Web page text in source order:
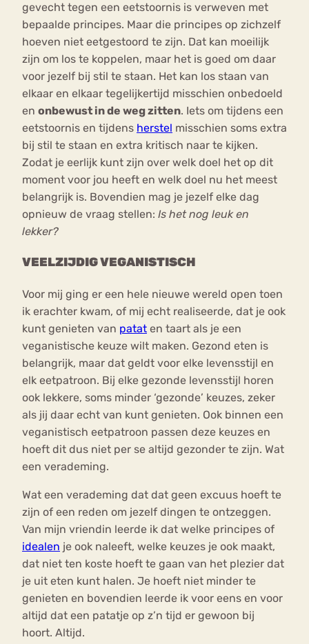
gevecht tegen een eetstoornis is verweven met
bepaalde principes. Maar die principes op zichzelf
hoeven niet eetgestoord te zijn. Dat kan moeilijk
zijn om los te koppelen, maar het is goed om daar
voor jezelf bij stil te staan. Het kan los staan van
elkaar en elkaar tegelijkertijd misschien onbedoeld
en onbewust in de weg zitten. Iets om tijdens een
eetstoornis en tijdens herstel misschien soms extra
bij stil te staan en extra kritisch naar te kijken.
Zodat je eerlijk kunt zijn over welk doel het op dit
moment voor jou heeft en welk doel nu het meest
belangrijk is. Bovendien mag je jezelf elke dag
opnieuw de vraag stellen: Is het nog leuk en
lekker?
VEELZIJDIG VEGANISTISCH
Voor mij ging er een hele nieuwe wereld open toen
ik erachter kwam, of mij echt realiseerde, dat je ook
kunt genieten van patat en taart als je een
veganistische keuze wilt maken. Gezond eten is
belangrijk, maar dat geldt voor elke levensstijl en
elk eetpatroon. Bij elke gezonde levensstijl horen
ook lekkere, soms minder ‘gezonde’ keuzes, zeker
als jij daar echt van kunt genieten. Ook binnen een
veganistisch eetpatroon passen deze keuzes en
hoeft dit dus niet per se altijd gezonder te zijn. Wat
een verademing.
Wat een verademing dat dat geen excuus hoeft te
zijn of een reden om jezelf dingen te ontzeggen.
Van mijn vriendin leerde ik dat welke principes of
idealen je ook naleeft, welke keuzes je ook maakt,
dat niet ten koste hoeft te gaan van het plezier dat
je uit eten kunt halen. Je hoeft niet minder te
genieten en bovendien leerde ik voor eens en voor
altijd dat een patatje op z’n tijd er gewoon bij
hoort. Altijd.